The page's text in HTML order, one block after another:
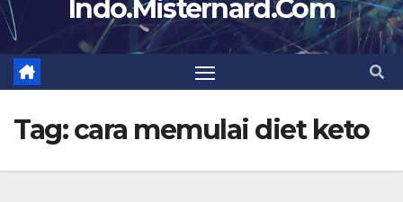
Indo.Misternard.Com
Tag:cara memulai diet keto